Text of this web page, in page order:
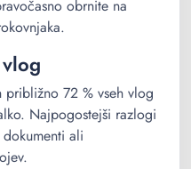
obrnite na
72 % vseh vlog
Najpogostejši razlogi
ali